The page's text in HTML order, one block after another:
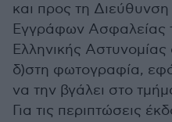
και προς τη
Εγγράφων Ασφαλείας
Ελληνικής
δ)στη φωτογραφία,
να την βγάλει στο
Για τις περιπτώσεις